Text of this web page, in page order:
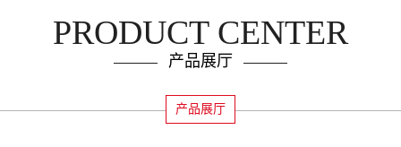
PRODUCT CENTER
产品展厅
产品展厅